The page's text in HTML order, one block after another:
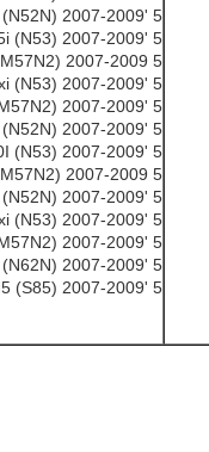
5 'E61 LCI 525i (N52N) 2007-2009
5 'E61 LCI 525i (N53) 2007-2009
5 525xd "E61 LCI (M57N2) 2007-2009
5 'E61 LCI 525xi (N53) 2007-2009
5 '530D E61 LCI (M57N2) 2007-2009
5 'E61 LCI 530I (N52N) 2007-2009
5 'E61 LCI 530I (N53) 2007-2009
5 530xd "E61 LCI (M57N2) 2007-2009
5 '530xi E61 LCI (N52N) 2007-2009
5 'E61 LCI 530xi (N53) 2007-2009
5 '535d E61 LCI (M57N2) 2007-2009
5 'E61 LCI 550i (N62N) 2007-2009
5 'E61 LCI M5 (S85) 2007-2009